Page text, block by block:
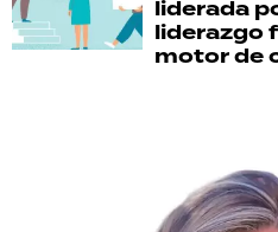
liderada
liderazgo
motor de